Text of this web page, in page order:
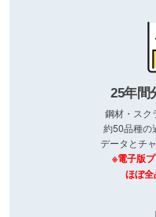
25年間
鋼材・スク
約50品種の
データとチ
※電子版
ほぼ